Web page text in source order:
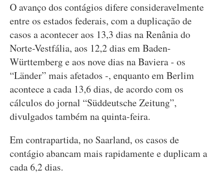
O avanço dos contágios difere consideravelmente
entre os estados federais, com a duplicação de
casos a acontecer aos 13,3 dias na Renânia do
Norte-Vestfália, aos 12,2 dias em Baden-
Württemberg e aos nove dias na Baviera - os
“Länder” mais afetados -, enquanto em Berlim
acontece a cada 13,6 dias, de acordo com os
cálculos do jornal “Süddeutsche Zeitung”,
divulgados também na quinta-feira.
Em contrapartida, no Saarland, os casos de
contágio abancam mais rapidamente e duplicam a
cada 6,2 dias.